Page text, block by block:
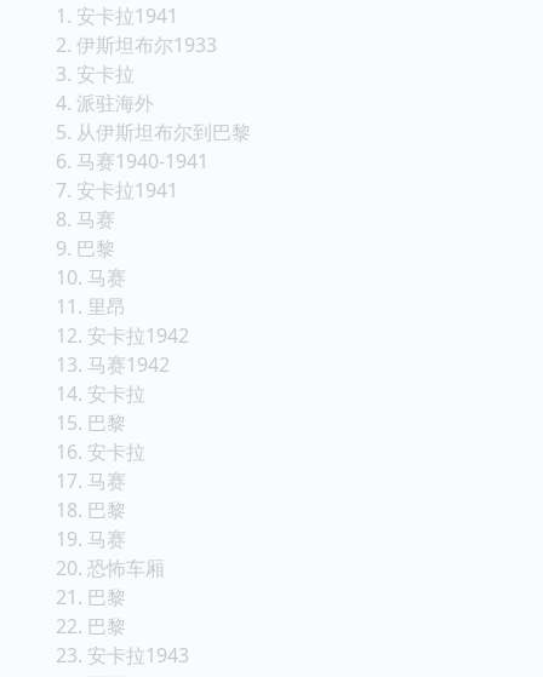
1. 安卡拉1941
2. 伊斯坦布尔1933
3. 安卡拉
4. 派驻海外
5. 从伊斯坦布尔到巴黎
6. 马赛1940-1941
7. 安卡拉1941
8. 马赛
9. 巴黎
10. 马赛
11. 里昂
12. 安卡拉1942
13. 马赛1942
14. 安卡拉
15. 巴黎
16. 安卡拉
17. 马赛
18. 巴黎
19. 马赛
20. 恐怖车厢
21. 巴黎
22. 巴黎
23. 安卡拉1943